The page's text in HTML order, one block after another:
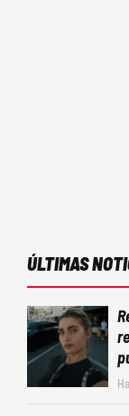
ÚLTIMAS